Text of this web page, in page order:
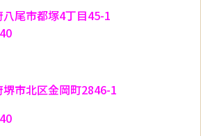
尾市都塚4丁目45-1
市北区金岡町2846-1